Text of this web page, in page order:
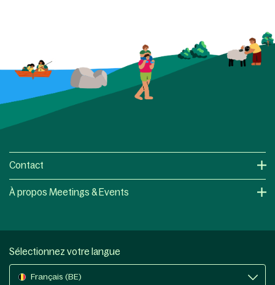
Contact
À propos Meetings & Events
Sélectionnez votre langue
Français (BE)